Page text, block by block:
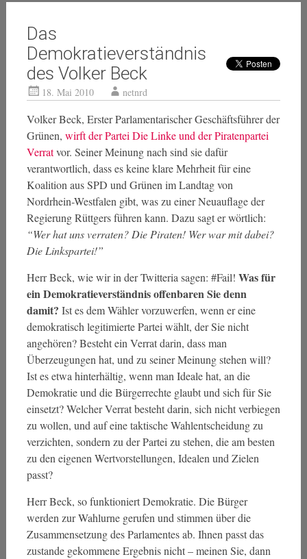
Das
Demokratieverständnis
des Volker Beck
18. Mai 2010 netnrd
Volker Beck, Erster Parlamentarischer Geschäftsführer der
Grünen, wirft der Partei Die Linke und der Piratenpartei
Verratvor. Seiner Meinung nach sind sie dafür
verantwortlich, dass es keine klare Mehrheit für eine
Koalition aus SPD und Grünen im Landtag von
Nordrhein-Westfalen gibt, was zu einer Neuauflage der
Regierung Rüttgers führen kann. Dazu sagt er wörtlich:
“Wer hat uns verraten? Die Piraten! Wer war mit dabei?
Die Linkspartei!”
Herr Beck, wie wir in der Twitteria sagen: #Fail! Was für
ein Demokratieverständnis offenbaren Sie denn
damit? Ist es dem Wähler vorzuwerfen, wenn er eine
demokratisch legitimierte Partei wählt, der Sie nicht
angehören? Besteht ein Verrat darin, dass man
Überzeugungen hat, und zu seiner Meinung stehen will?
Ist es etwa hinterhältig, wenn man Ideale hat, an die
Demokratie und die Bürgerrechte glaubt und sich für Sie
einsetzt? Welcher Verrat besteht darin, sich nicht verbiegen
zu wollen, und auf eine taktische Wahlentscheidung zu
verzichten, sondern zu der Partei zu stehen, die am besten
zu den eigenen Wertvorstellungen, Idealen und Zielen
passt?
Herr Beck, so funktioniert Demokratie. Die Bürger
werden zur Wahlurne gerufen und stimmen über die
Zusammensetzung des Parlamentes ab. Ihnen passt das
zustande gekommene Ergebnis nicht – meinen Sie, dann